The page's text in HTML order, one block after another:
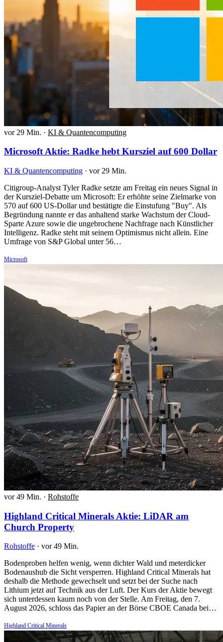
vor 29 Min. · KI & Quantencomputing
Microsoft Aktie: Radke hebt Kursziel auf 600 Dollar
KI & Quantencomputing · vor 29 Min.
Citigroup-Analyst Tyler Radke setzte am Freitag ein neues Signal in
der Kursziel-Debatte um Microsoft: Er erhöhte seine Zielmarke von
570 auf 600 US-Dollar und bestätigte die Einstufung "Buy". Als
Begründung nannte er das anhaltend starke Wachstum der Cloud-
Sparte Azure sowie die ungebrochene Nachfrage nach Künstlicher
Intelligenz. Radke steht mit seinem Optimismus nicht allein. Eine
Umfrage von S&P Global unter 56…
Microsoft
vor 49 Min. · Rohstoffe
Highland Critical Minerals Aktie: LiDAR am
Church Property
Rohstoffe · vor 49 Min.
Bodenproben helfen wenig, wenn dichter Wald und meterdicker
Bodenaushub die Sicht versperren. Highland Critical Minerals hat
deshalb die Methode gewechselt und setzt bei der Suche nach
Lithium jetzt auf Technik aus der Luft. Der Kurs der Aktie bewegt
sich unterdessen kaum noch von der Stelle. Am Freitag, den 7.
August 2026, schloss das Papier an der Börse CBOE Canada bei…
Highland Critical Minerals